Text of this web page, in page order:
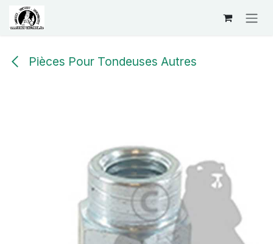
Se rendre au contenu
Pièces Pour Tondeuses Autres